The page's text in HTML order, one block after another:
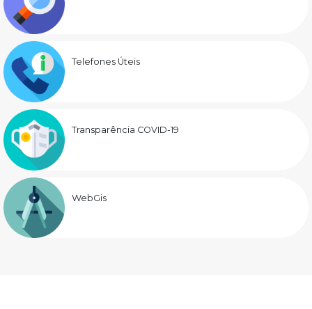
Telefones Úteis
Transparência COVID-19
WebGis